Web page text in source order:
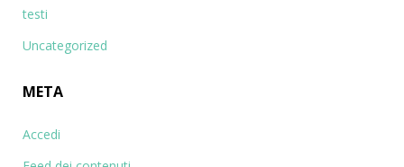
testi
Uncategorized
META
Accedi